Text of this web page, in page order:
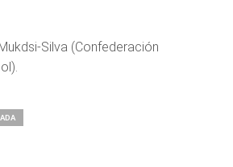
Silva (Confederación